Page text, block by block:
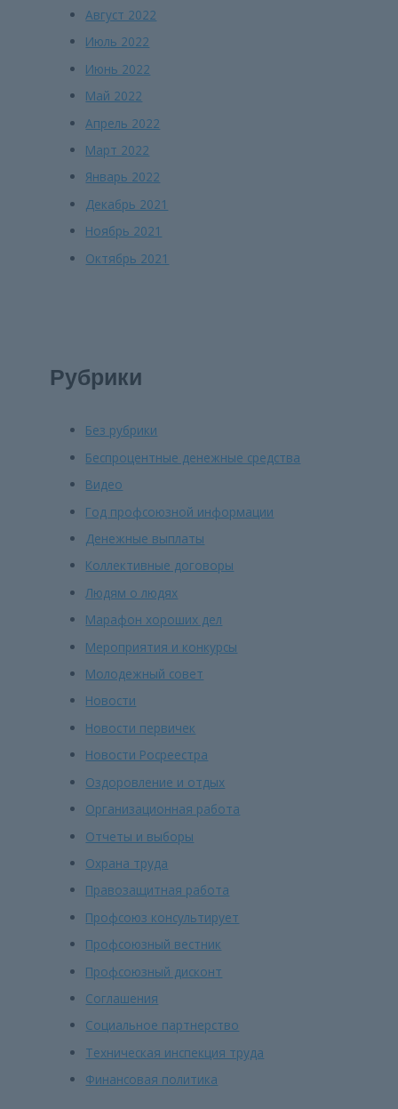
Август 2022
Июль 2022
Июнь 2022
Май 2022
Апрель 2022
Март 2022
Январь 2022
Декабрь 2021
Ноябрь 2021
Октябрь 2021
Рубрики
Без рубрики
Беспроцентные денежные средства
Видео
Год профсоюзной информации
Денежные выплаты
Коллективные договоры
Людям о людях
Марафон хороших дел
Мероприятия и конкурсы
Молодежный совет
Новости
Новости первичек
Новости Росреестра
Оздоровление и отдых
Организационная работа
Отчеты и выборы
Охрана труда
Правозащитная работа
Профсоюз консультирует
Профсоюзный вестник
Профсоюзный дисконт
Соглашения
Социальное партнерство
Техническая инспекция труда
Финансовая политика